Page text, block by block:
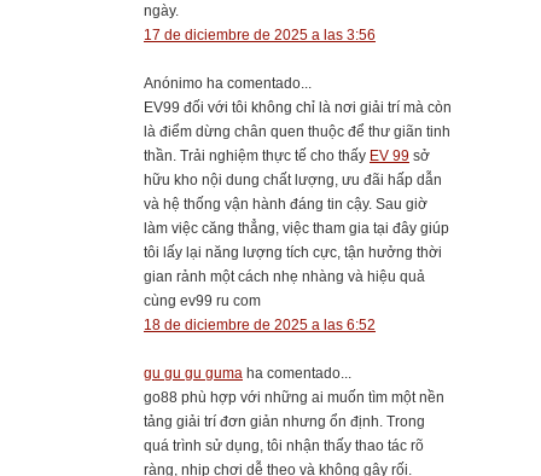
ngày.
17 de diciembre de 2025 a las 3:56
Anónimo ha comentado...
EV99 đối với tôi không chỉ là nơi giải trí mà còn
là điểm dừng chân quen thuộc để thư giãn tinh
thần. Trải nghiệm thực tế cho thấy EV 99 sở
hữu kho nội dung chất lượng, ưu đãi hấp dẫn
và hệ thống vận hành đáng tin cậy. Sau giờ
làm việc căng thẳng, việc tham gia tại đây giúp
tôi lấy lại năng lượng tích cực, tận hưởng thời
gian rảnh một cách nhẹ nhàng và hiệu quả
cùng ev99 ru com
18 de diciembre de 2025 a las 6:52
gu gu gu guma ha comentado...
go88 phù hợp với những ai muốn tìm một nền
tảng giải trí đơn giản nhưng ổn định. Trong
quá trình sử dụng, tôi nhận thấy thao tác rõ
ràng, nhịp chơi dễ theo và không gây rối.